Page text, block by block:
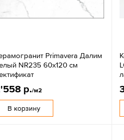
Primavera Далим
NR235 60x120 см
р./м2
В корзину